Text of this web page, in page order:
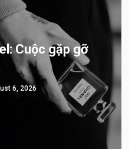
Cuộc gặp gỡ
6, 2026